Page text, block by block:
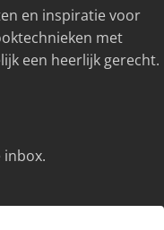
en inspiratie voor
met
een heerlijk gerecht.
inbox.